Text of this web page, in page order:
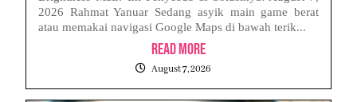
2026 Rahmat Yanuar Sedang asyik main game berat
atau memakai navigasi Google Maps di bawah terik...
Read More
August 7, 2026